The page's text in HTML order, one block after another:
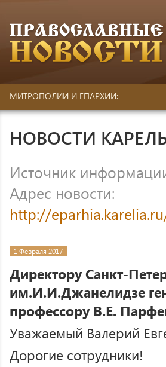
МИТРОПОЛИИ И ЕПАРХИИ:
НОВОСТИ
Источник
Адрес новости:
http://
1 Февраля 2017
Директору Санкт-
им.И.И.Джанелидзе
профессору В.Е.
Уважаемый Валерий
Дорогие сотрудники!